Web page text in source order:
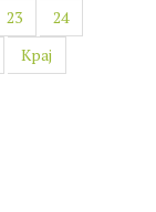
23
24
Крај